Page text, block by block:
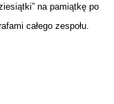
na pamiątkę po
całego zespołu.